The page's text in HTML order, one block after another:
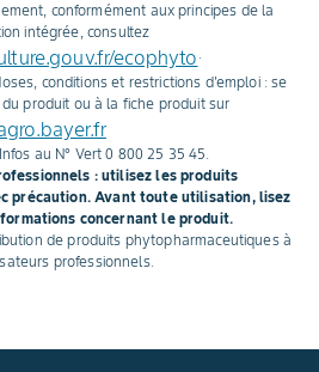
conformément aux principes de la
intégrée, consultez
ecophyto .
conditions et restrictions d'emploi : se
produit ou à la fiche produit sur
au N° Vert 0 800 25 35 45.
: utilisez les produits
précaution. Avant toute utilisation, lisez
concernant le produit.
de produits phytopharmaceutiques à
professionnels.